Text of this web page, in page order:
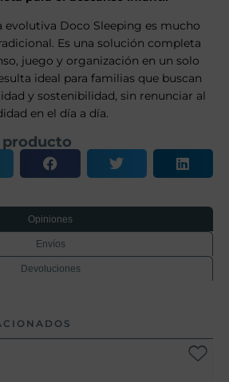
evolutiva Doco Sleeping es mucho
Es una solución completa
juego y organización en un solo
ideal para familias que buscan
y sostenibilidad, sin renunciar al
en el día a día.
producto
Opiniones
Envíos
Devoluciones